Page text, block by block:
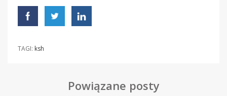
TAGI: ksh
Powiązane posty